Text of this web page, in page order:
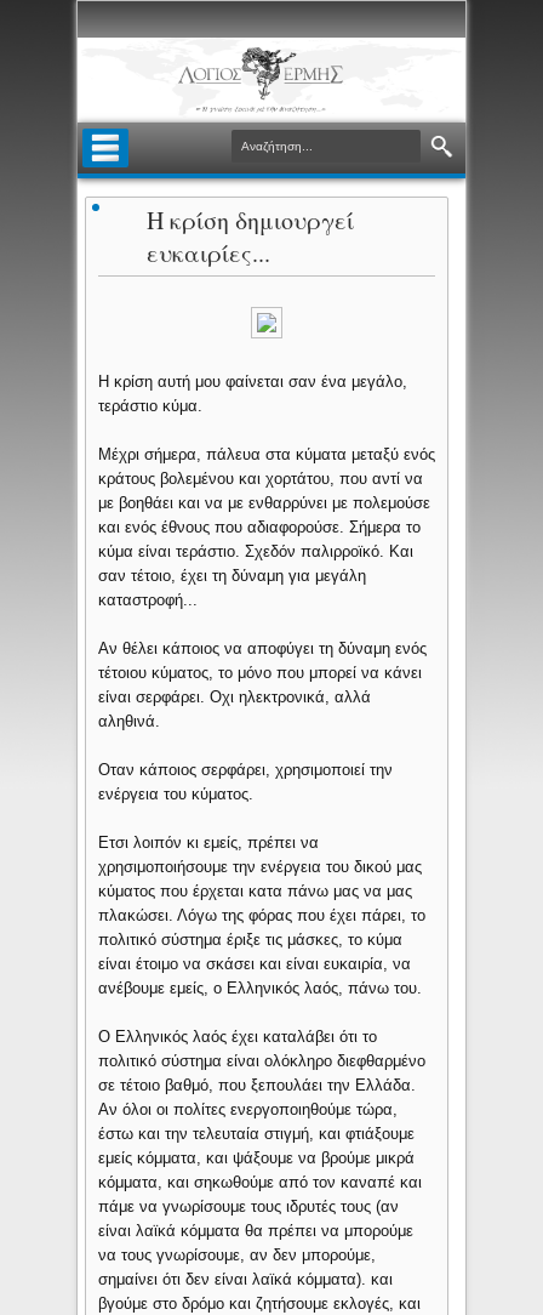
Η κρίση δημιουργεί
ευκαιρίες...
Η κρίση αυτή μου φαίνεται σαν ένα μεγάλο,
τεράστιο κύμα.
Μέχρι σήμερα, πάλευα στα κύματα μεταξύ ενός
κράτους βολεμένου και χορτάτου, που αντί να
με βοηθάει και να με ενθαρρύνει με πολεμούσε
και ενός έθνους που αδιαφορούσε. Σήμερα το
κύμα είναι τεράστιο. Σχεδόν παλιρροϊκό. Και
σαν τέτοιο, έχει τη δύναμη για μεγάλη
καταστροφή...
Αν θέλει κάποιος να αποφύγει τη δύναμη ενός
τέτοιου κύματος, το μόνο που μπορεί να κάνει
είναι σερφάρει. Οχι ηλεκτρονικά, αλλά
αληθινά.
Οταν κάποιος σερφάρει, χρησιμοποιεί την
ενέργεια του κύματος.
Ετσι λοιπόν κι εμείς, πρέπει να
χρησιμοποιήσουμε την ενέργεια του δικού μας
κύματος που έρχεται κατα πάνω μας να μας
πλακώσει. Λόγω της φόρας που έχει πάρει, το
πολιτικό σύστημα έριξε τις μάσκες, το κύμα
είναι έτοιμο να σκάσει και είναι ευκαιρία, να
ανέβουμε εμείς, ο Ελληνικός λαός, πάνω του.
Ο Ελληνικός λαός έχει καταλάβει ότι το
πολιτικό σύστημα είναι ολόκληρο διεφθαρμένο
σε τέτοιο βαθμό, που ξεπουλάει την Ελλάδα.
Αν όλοι οι πολίτες ενεργοποιηθούμε τώρα,
έστω και την τελευταία στιγμή, και φτιάξουμε
εμείς κόμματα, και ψάξουμε να βρούμε μικρά
κόμματα, και σηκωθούμε από τον καναπέ και
πάμε να γνωρίσουμε τους ιδρυτές τους (αν
είναι λαϊκά κόμματα θα πρέπει να μπορούμε
να τους γνωρίσουμε, αν δεν μπορούμε,
σημαίνει ότι δεν είναι λαϊκά κόμματα). και
βγούμε στο δρόμο και ζητήσουμε εκλογές, και